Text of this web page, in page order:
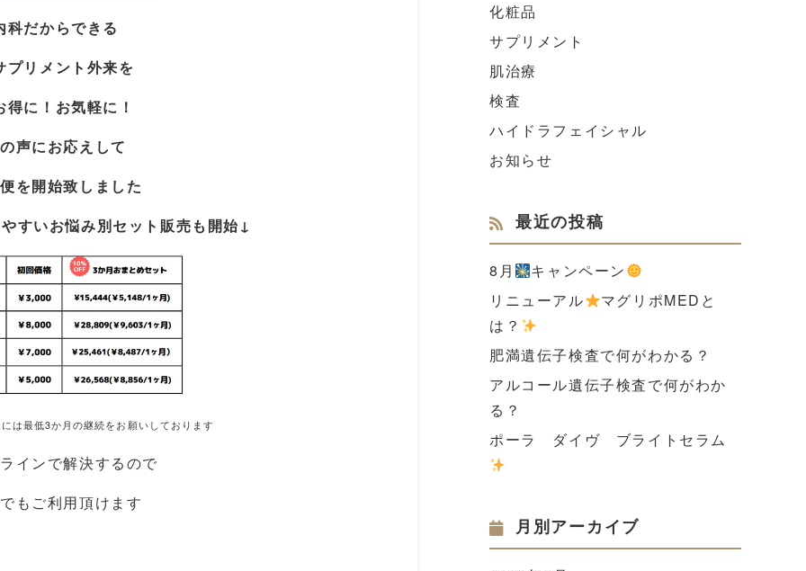
科だからできる
プリメント外来を
得に！お気軽に！
声にお応えして
を開始致しました
すいお悩み別セット販売も開始↓
は最低3か月の継続をお願いしております
インで解決するので
もご利用頂けます
化粧品
サプリメント
肌治療
検査
ハイドラフェイシャル
お知らせ
最近の投稿
8月
キャンペーン
リニューアル
マグリポMEDと
は？
肥満遺伝子検査で何がわかる？
アルコール遺伝子検査で何がわか
る？
ポーラ ダイヴ ブライトセラム
月別アーカイブ